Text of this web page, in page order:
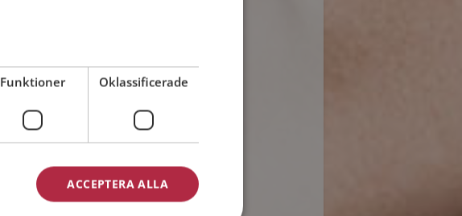
Funktioner Oklassificerade
ACCEPTERA ALLA